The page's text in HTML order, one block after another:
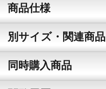
商品仕様
別サイズ・関連商品
同時購入商品